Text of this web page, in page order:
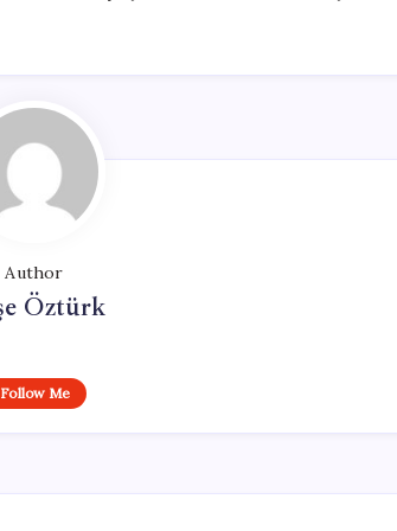
Author
Öztürk
Follow Me